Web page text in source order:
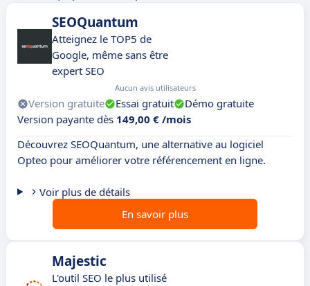
SEOQuantum
Atteignez le TOP5 de
Google, même sans être
expert SEO
Aucun avis utilisateurs
Version gratuite Essai gratuit
Démo gratuite
Version payante dès 149,00 € /mois
Découvrez SEOQuantum, une alternative au logiciel
Opteo pour améliorer votre référencement en ligne.
Voir plus de détails
En savoir plus
Majestic
L'outil SEO le plus utilisé